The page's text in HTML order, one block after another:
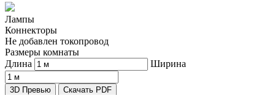
Лампы
Коннекторы
Не добавлен токопровод
Размеры комнаты
Длина
Ширина
3D Превью Скачать PDF